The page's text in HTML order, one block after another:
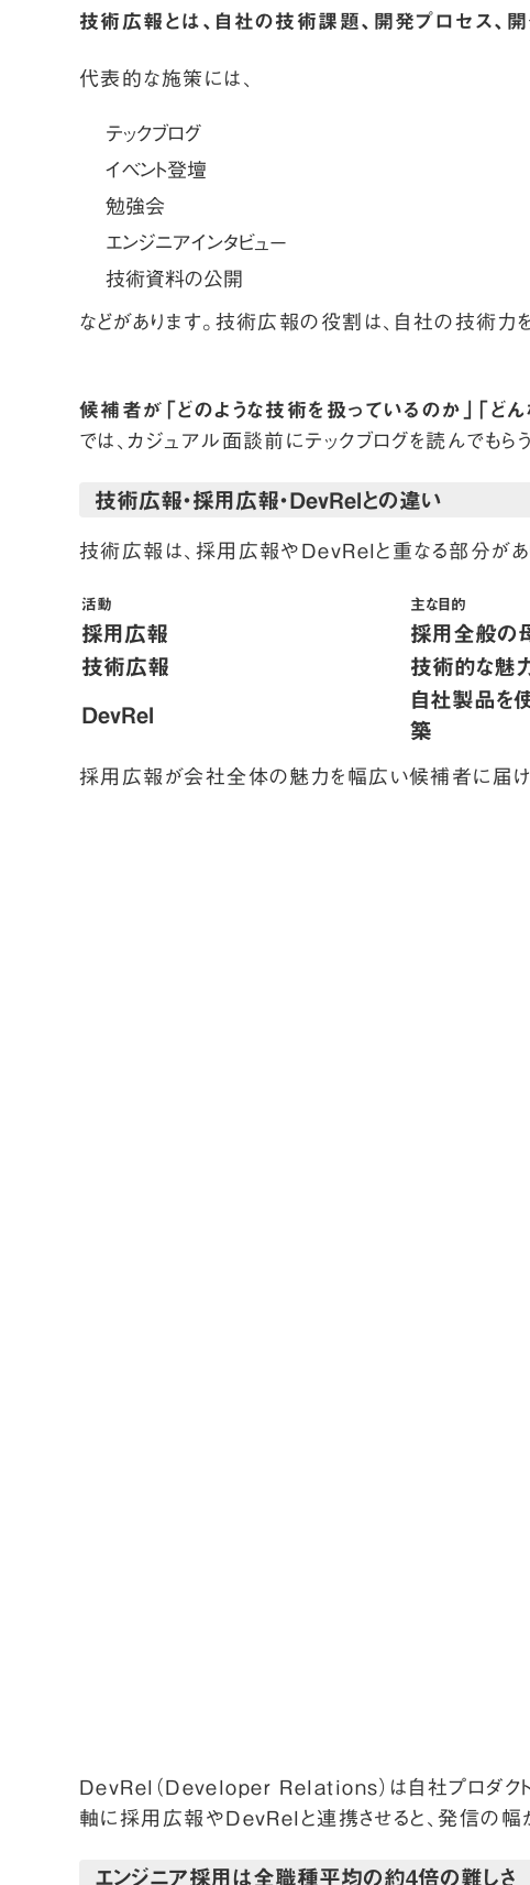
技術広報とは、自社の技術課題、開発プロセス、
代表的な施策には、
テックブログ
イベント登壇
勉強会
エンジニアインタビュー
技術資料の公開
などがあります。技術広報の役割は、自社の技術力
候補者が「どのような技術を扱っているのか」「ど
では、カジュアル面談前にテックブログを読んでも
技術広報・採用広報・DevRelとの違い
技術広報は、採用広報やDevRelと重なる部分があ
活動 主な目的
採用広報 採用全般の
技術広報 技術的な魅
DevRel
自社製品を
築
採用広報が会社全体の魅力を幅広い候補者に届け
DevRel（Developer Relations）は自社プロダク
軸に採用広報やDevRelと連携させると、発信の幅